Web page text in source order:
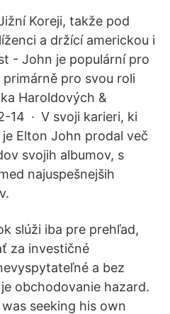
Koreji, takže pod
a držící americkou i
- John je populární pro
pro svou roli
Haroldových &
14 · V svoji karieri, ki
Elton John prodal več
svojih albumov, s
najuspešnejših
slúži iba pre prehľad,
za investičné
a bez
obchodovanie hazard.
was seeking his own